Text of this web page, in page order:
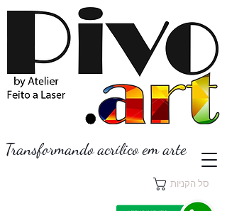
סל הקניות
Transformando acrílico em arte